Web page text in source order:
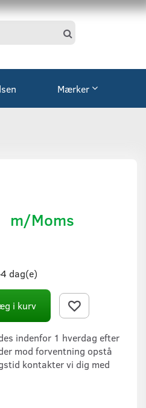
Mærker
m/Moms
dag(e)
i kurv
indenfor 1 hverdag efter
mod forventning opstå
kontakter vi dig med